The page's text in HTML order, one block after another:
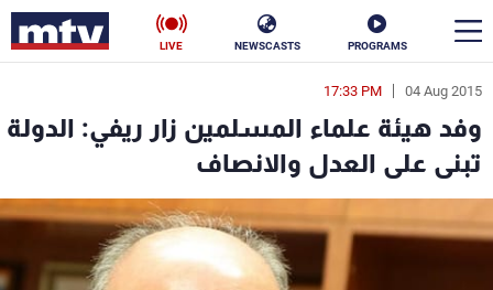
PROGRAMS
NEWSCASTS
LIVE
04 Aug 2015
17:33 PM
وفد هيئة علماء المسلمين زار ريفي: الدولة
تبنى على العدل والانصاف
en
الأخبار
سياسة ناس